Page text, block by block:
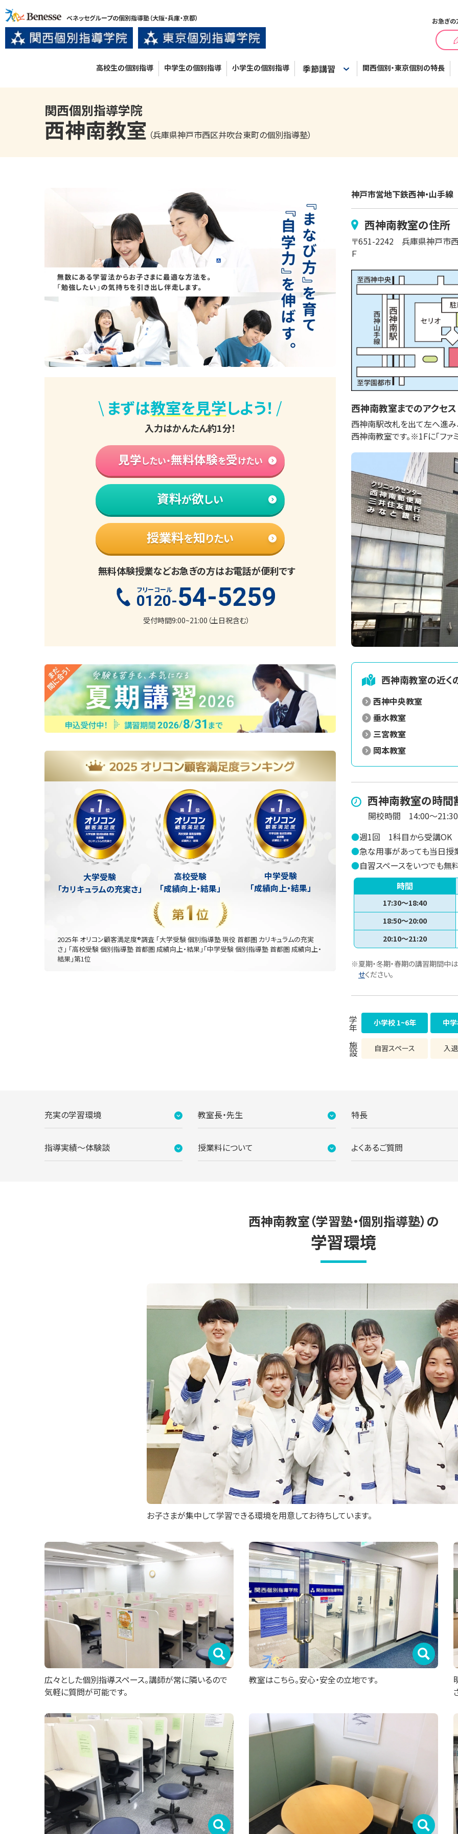
ベネッセグループの個別指導塾（大阪・兵庫・京都） お急ぎ
高校生の個別指導 中学生の個別指導 小学生の個別指導 季節講習 関西個別・東京個別の特長
関西個別指導学院
西神南教室 （兵庫県神戸市西区井吹台東町の個別指導塾）
\ まずは教室を見学しよう！ /
入力はかんたん約1分！
見学したい・無料体験を受けたい
資料が欲しい
授業料を知りたい
無料体験授業などお急ぎの方はお電話が便利です
フリーコール
0120-54-5259
受付時間9:00~21:00（土日祝含む）
大学受験
「カリキュラムの充実さ」
高校受験
「成績向上・結果」
中学受験
「成績向上・結果」
2025年 オリコン顧客満足度®調査 「大学受験 個別指導塾 現役 首都圏 カリキュラムの充実
さ」 「高校受験 個別指導塾 首都圏 成績向上・結果」「中学受験 個別指導塾 首都圏 成績向上・
結果」第1位
神戸市営地下鉄西神・山手線
西神南教室の住所
〒651-2242 兵庫県神戸市
Ｆ
西神南教室までのアクセス
西神南駅改札を出て左へ進み
西神南教室です。※1Fに「ファ
西神南教室の近く
西神中央教室
垂水教室
三宮教室
岡本教室
西神南教室の時間
開校時間
14:00～21:30
●週1回
1科目から受講OK
●急な用事があっても当日
●自習スペースをいつでも無
時間
17:30〜18:40
18:50〜20:00
20:10〜21:20
※夏期・冬期・春期の講習期間中は
せください。
学年 小学校 1~6年 中
施設 自習スペース 入
充実の学習環境 教室長・先生 特長
指導実績〜体験談 授業料について よくあるご質問
西神南教室（学習塾・個別指導塾）の
学習環境
お子さまが集中して学習できる環境を用意してお待ちしています。
広々とした個別指導スペース。講師が常に隣いるので
気軽に質問が可能です。
教室はこちら。安心・安全の立地です。